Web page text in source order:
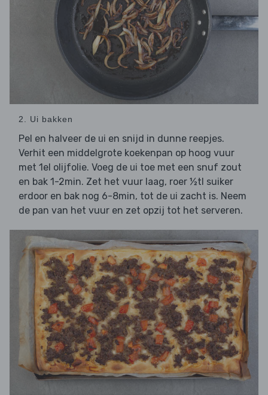
2. Ui bakken
Pel en halveer de ui en snijd in dunne reepjes.
Verhit een middelgrote koekenpan op hoog vuur
met 1el olijfolie. Voeg de ui toe met een snuf zout
en bak 1-2min. Zet het vuur laag, roer ½tl suiker
erdoor en bak nog 6-8min, tot de ui zacht is. Neem
de pan van het vuur en zet opzij tot het serveren.